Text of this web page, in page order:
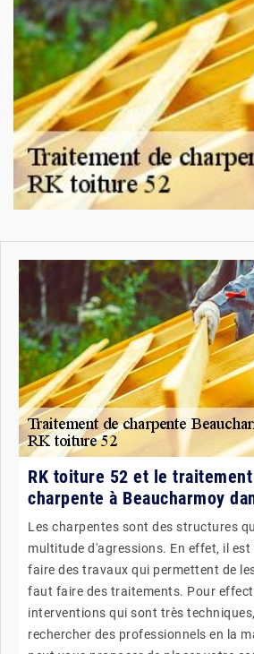
RK toiture 52 et le
charpente à Beaucharmoy
Les charpentes sont des structures
multitude d'agressions. En effet, il
faire des travaux qui permettent de
faut faire des traitements. Pour
interventions qui sont très
rechercher des professionnels en la